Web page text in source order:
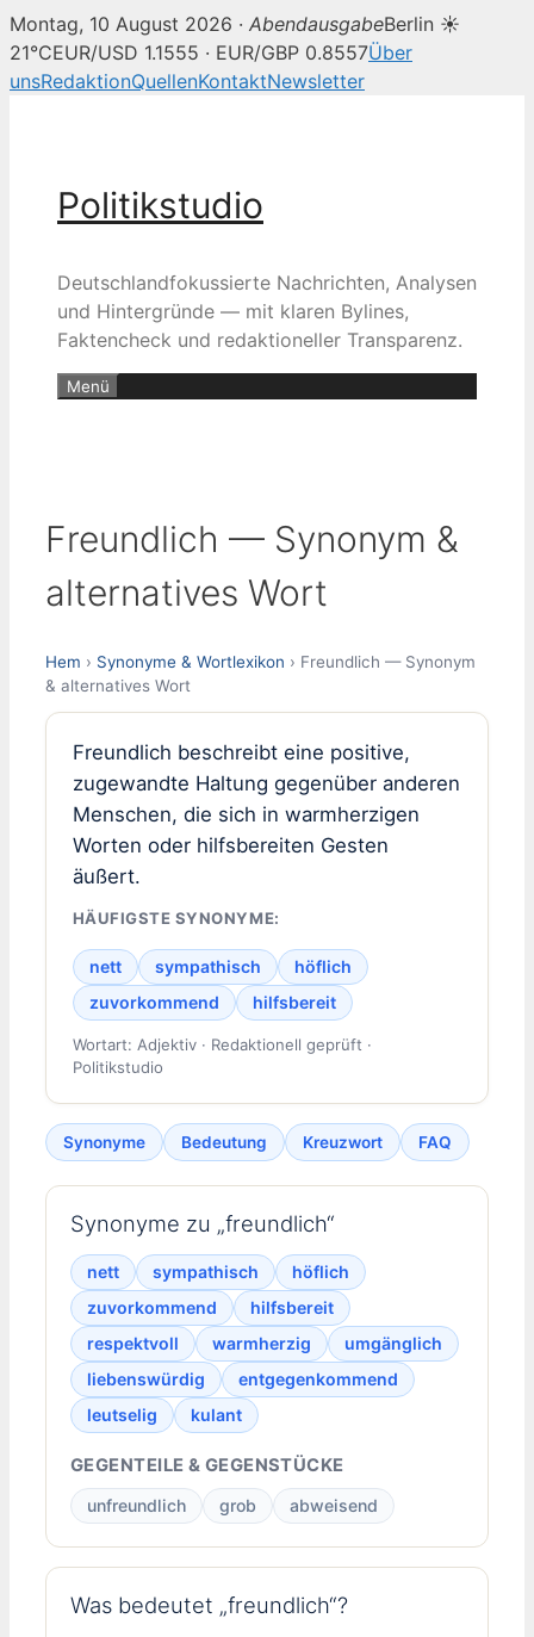
Montag, 10 August 2026 · AbendausgabeBerlin ☀
21°CEUR/USD 1.1555 · EUR/GBP 0.8557Über
unsRedaktionQuellenKontaktNewsletter
Politikstudio
Deutschlandfokussierte Nachrichten, Analysen
und Hintergründe — mit klaren Bylines,
Faktencheck und redaktioneller Transparenz.
Menü
Freundlich — Synonym &
alternatives Wort
Hem › Synonyme & Wortlexikon › Freundlich — Synonym
& alternatives Wort
Freundlich beschreibt eine positive,
zugewandte Haltung gegenüber anderen
Menschen, die sich in warmherzigen
Worten oder hilfsbereiten Gesten
äußert.
HÄUFIGSTE SYNONYME:
nett sympathisch
höflich
zuvorkommend
hilfsbereit
Wortart: Adjektiv · Redaktionell geprüft ·
Politikstudio
Synonyme Bedeutung Kreuzwort FAQ
Synonyme zu „freundlich“
nett sympathisch
höflich
zuvorkommend
hilfsbereit
respektvoll
warmherzig
umgänglich
liebenswürdig
entgegenkommend
leutselig
kulant
GEGENTEILE & GEGENSTÜCKE
unfreundlich grob abweisend
Was bedeutet „freundlich“?